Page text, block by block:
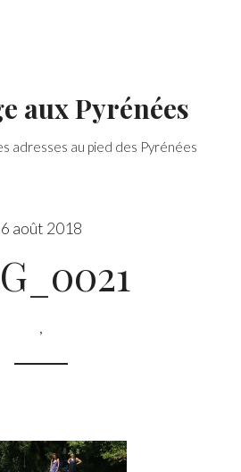
aux Pyrénées
adresses au pied des Pyrénées
6 août 2018
,